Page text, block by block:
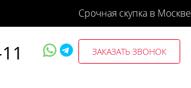
Срочная скупка в Москве
ЗАКАЗАТЬ ЗВОНОК